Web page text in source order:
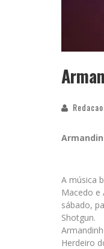
Redacao
A música
Macedo e
sábado,
Shotgun.
Herdeiro